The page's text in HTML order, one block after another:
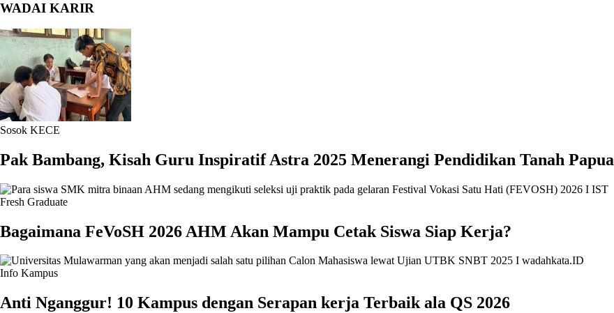
WADAI KARIR
Sosok KECE
Pak Bambang, Kisah Guru Inspiratif Astra 2025 Menerangi Pendidikan Tanah Papua
Fresh Graduate
Bagaimana FeVoSH 2026 AHM Akan Mampu Cetak Siswa Siap Kerja?
Info Kampus
Anti Nganggur! 10 Kampus dengan Serapan kerja Terbaik ala QS 2026